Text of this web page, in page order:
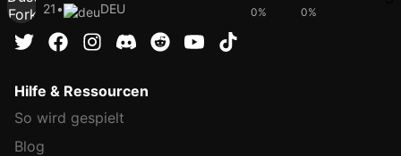
21• DEU 0% 0%
Hilfe & Ressourcen
So wird gespielt
Blog